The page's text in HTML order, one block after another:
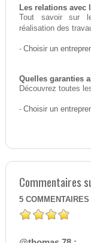
Les relations avec
Tout savoir sur
réalisation des
- Choisir un
Quelles garanties
Découvrez toutes
- Choisir un
Commentaires
5 COMMENTAIRES